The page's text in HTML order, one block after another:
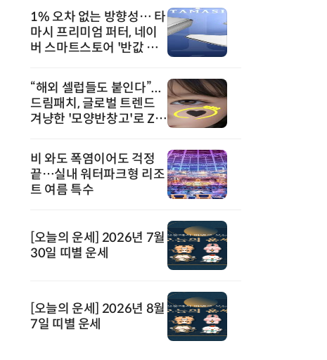
1% 오차 없는 방향성… 타
마시 프리미엄 퍼터, 네이
버 스마트스토어 '반값 할
“해외 셀럽들도 붙인다”...
드림패치, 글로벌 트렌드
겨냥한 '모양반창고'로 Z세
비 와도 폭염이어도 걱정
끝…실내 워터파크형 리조
트 여름 특수
[오늘의 운세] 2026년 7월
30일 띠별 운세
[오늘의 운세] 2026년 8월
7일 띠별 운세